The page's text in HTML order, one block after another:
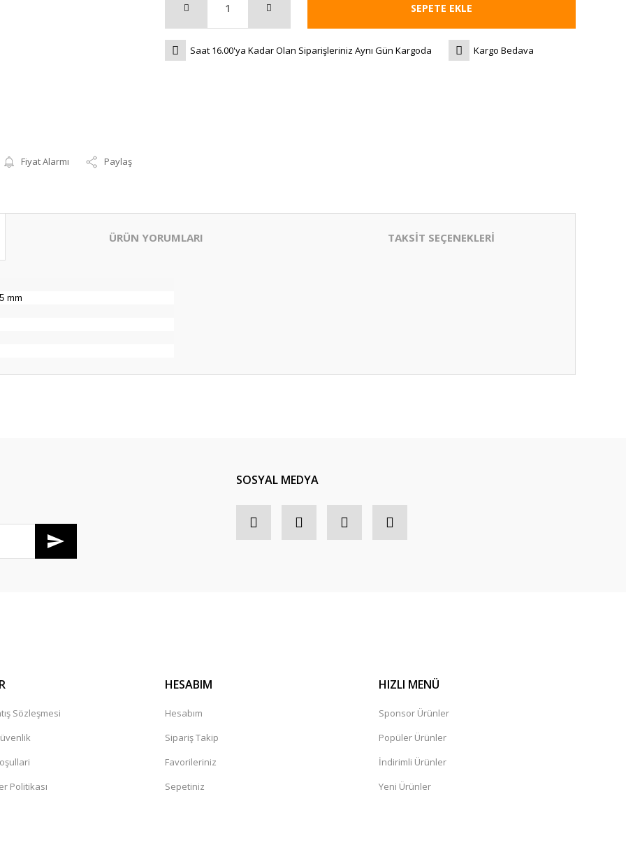
Fiyat Alarmı Paylaş
SEPETE EKLE
Saat 16.00'ya Kadar Olan Siparişleriniz Aynı Gün Kargoda Kargo Bedava
ÜRÜN YORUMLARI TAKSİT SEÇENEKLERİ
mm
SOSYAL MEDYA
Sözleşmesi
Politikası
HESABIM
Hesabım
Sipariş Takip
Favorileriniz
Sepetiniz
HIZLI MENÜ
Sponsor Ürünler
Popüler Ürünler
İndirimli Ürünler
Yeni Ürünler